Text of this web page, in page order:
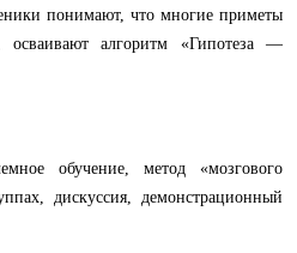
понимают, что многие приметы
осваивают алгоритм «Гипотеза —
обучение, метод «мозгового
дискуссия, демонстрационный